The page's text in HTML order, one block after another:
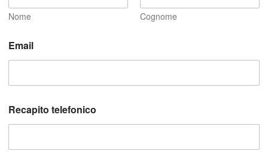
Nome Cognome
Email
Recapito telefonico